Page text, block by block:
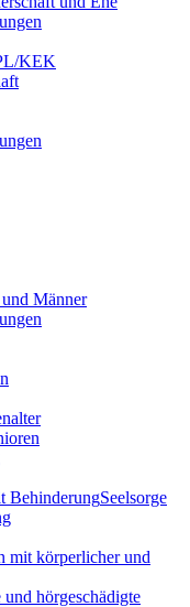
KEK
Männer
Seelsorge
mit körperlicher und
und hörgeschädigte